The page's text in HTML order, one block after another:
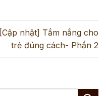
[Cập nhật] Tắm nắng cho
trẻ đúng cách- Phần 2